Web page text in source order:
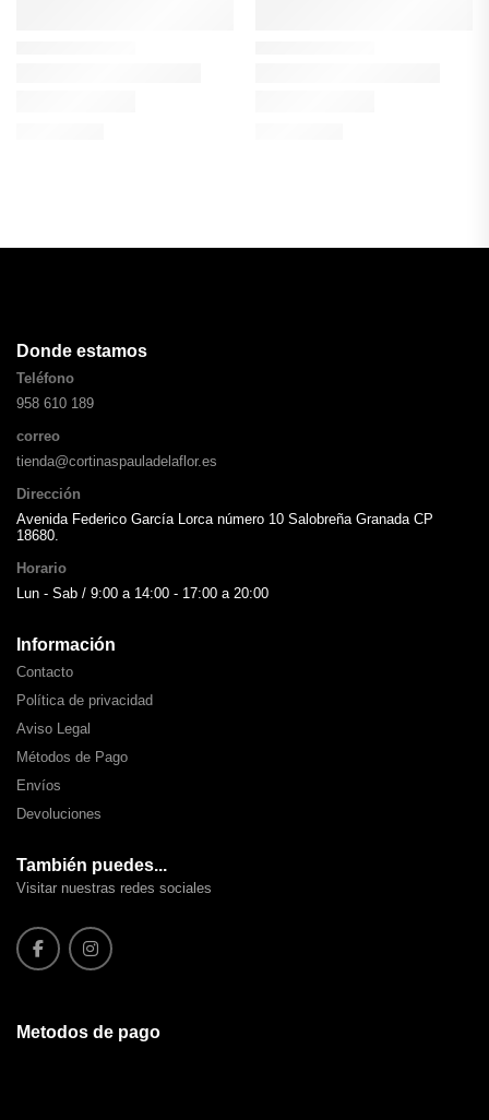
Donde estamos
Teléfono
958 610 189
correo
tienda@cortinaspauladelaflor.es
Dirección
Avenida Federico García Lorca número 10 Salobreña Granada CP
18680.
Horario
Lun - Sab / 9:00 a 14:00 - 17:00 a 20:00
Información
Contacto
Política de privacidad
Aviso Legal
Métodos de Pago
Envíos
Devoluciones
También puedes...
Visitar nuestras redes sociales
Metodos de pago